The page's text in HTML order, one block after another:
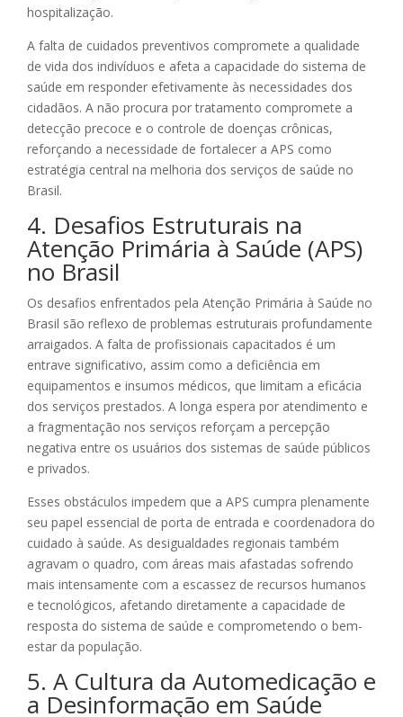
hospitalização.
A falta de cuidados preventivos compromete a qualidade
de vida dos indivíduos e afeta a capacidade do sistema de
saúde em responder efetivamente às necessidades dos
cidadãos. A não procura por tratamento compromete a
detecção precoce e o controle de doenças crônicas,
reforçando a necessidade de fortalecer a APS como
estratégia central na melhoria dos serviços de saúde no
Brasil.
4. Desafios Estruturais na
Atenção Primária à Saúde (APS)
no Brasil
Os desafios enfrentados pela Atenção Primária à Saúde no
Brasil são reflexo de problemas estruturais profundamente
arraigados. A falta de profissionais capacitados é um
entrave significativo, assim como a deficiência em
equipamentos e insumos médicos, que limitam a eficácia
dos serviços prestados. A longa espera por atendimento e
a fragmentação nos serviços reforçam a percepção
negativa entre os usuários dos sistemas de saúde públicos
e privados.
Esses obstáculos impedem que a APS cumpra plenamente
seu papel essencial de porta de entrada e coordenadora do
cuidado à saúde. As desigualdades regionais também
agravam o quadro, com áreas mais afastadas sofrendo
mais intensamente com a escassez de recursos humanos
e tecnológicos, afetando diretamente a capacidade de
resposta do sistema de saúde e comprometendo o bem-
estar da população.
5. A Cultura da Automedicação e
a Desinformação em Saúde